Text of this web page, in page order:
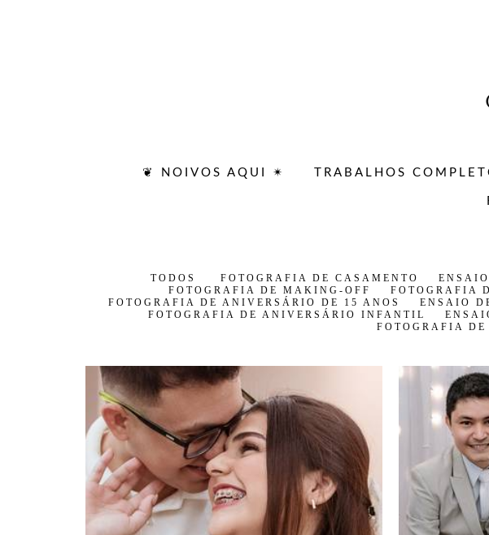
❦ NOIVOS AQUI ✴ TRABALHOS
TODOS FOTOGRAFIA DE CASAMENTO
FOTOGRAFIA DE MAKING-OFF
FOTOGRAFIA
FOTOGRAFIA DE ANIVERSÁRIO DE 15 ANOS
ENSAIO
FOTOGRAFIA DE ANIVERSÁRIO INFANTIL
FOTOGRAFIA